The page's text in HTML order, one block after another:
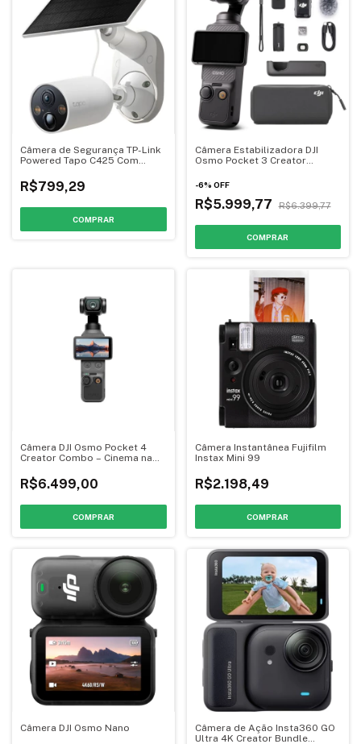
Câmera de Segurança TP-Link
Powered Tapo C425 Com
R$799,29
Câmera Estabilizadora DJI
Osmo Pocket 3 Creator
-6% OFF
R$5.999,77 R$6.399,77
Câmera DJI Osmo Pocket 4
Creator Combo – Cinema na
R$6.499,00
Câmera Instantânea Fujifilm
Instax Mini 99
R$2.198,49
COMPRAR
Câmera DJI Osmo Nano
Câmera de Ação Insta360 GO
Ultra 4K Creator Bundle